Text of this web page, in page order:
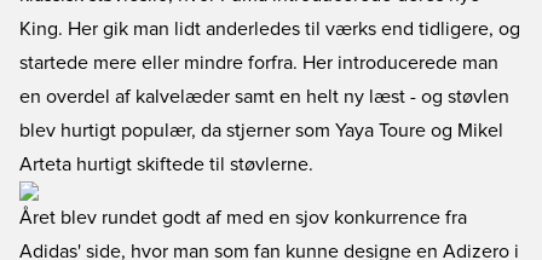
King. Her gik man lidt anderledes til værks end tidligere, og
startede mere eller mindre forfra. Her introducerede man
en overdel af kalvelæder samt en helt ny læst - og støvlen
blev hurtigt populær, da stjerner som Yaya Toure og Mikel
Arteta hurtigt skiftede til støvlerne.
Året blev rundet godt af med en sjov konkurrence fra
Adidas' side, hvor man som fan kunne designe en Adizero i